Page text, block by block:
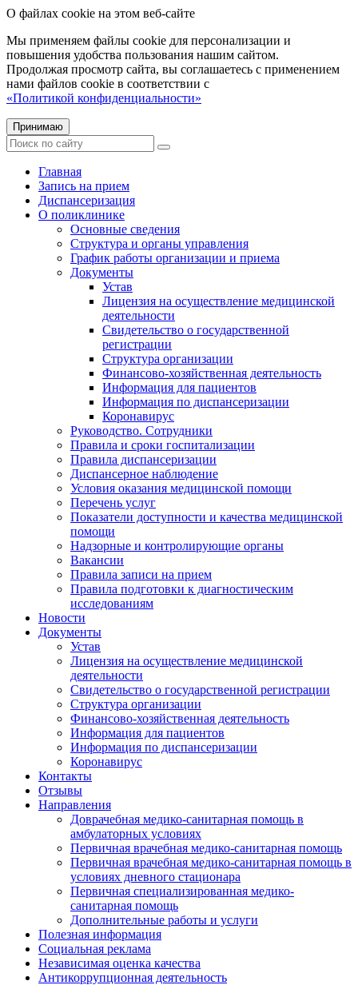
О файлах cookie на этом веб-сайте
Мы применяем файлы cookie для персонализации и
повышения удобства пользования нашим сайтом.
Продолжая просмотр сайта, вы соглашаетесь с применением
нами файлов cookie в соответствии с
«Политикой конфиденциальности»
Принимаю
Главная
Запись на прием
Диспансеризация
О поликлинике
Основные сведения
Структура и органы управления
График работы организации и приема
Документы
Устав
Лицензия на осуществление медицинской
деятельности
Свидетельство о государственной
регистрации
Структура организации
Финансово-хозяйственная деятельность
Информация для пациентов
Информация по диспансеризации
Коронавирус
Руководство. Сотрудники
Правила и сроки госпитализации
Правила диспансеризации
Диспансерное наблюдение
Условия оказания медицинской помощи
Перечень услуг
Показатели доступности и качества медицинской
помощи
Надзорные и контролирующие органы
Вакансии
Правила записи на прием
Правила подготовки к диагностическим
исследованиям
Новости
Документы
Устав
Лицензия на осуществление медицинской
деятельности
Свидетельство о государственной регистрации
Структура организации
Финансово-хозяйственная деятельность
Информация для пациентов
Информация по диспансеризации
Коронавирус
Контакты
Отзывы
Направления
Доврачебная медико-санитарная помощь в
амбулаторных условиях
Первичная врачебная медико-санитарная помощь
Первичная врачебная медико-санитарная помощь в
условиях дневного стационара
Первичная специализированная медико-
санитарная помощь
Дополнительные работы и услуги
Полезная информация
Социальная реклама
Независимая оценка качества
Антикоррупционная деятельность